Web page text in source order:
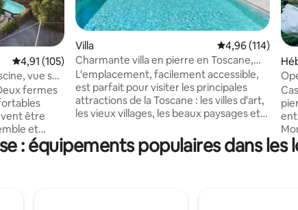
Évaluation moyenne sur la base de 105 commentaires : 4,91
4,91 (105)
vue sur
fermes
être
et
la tour
seulement
Villa Évaluation
4,96 (114)
Charmante villa en pierre en Toscane,
Borgo ai Lecci
L'emplacement, facilement accessible,
est parfait pour visiter les principales
attractions de la Toscane : les villes d'art,
les vieux villages, les beaux paysages et
cette région incroyable. Ou détendez-
vous et sentez-vous comme chez vous.
: équipements populaires dans